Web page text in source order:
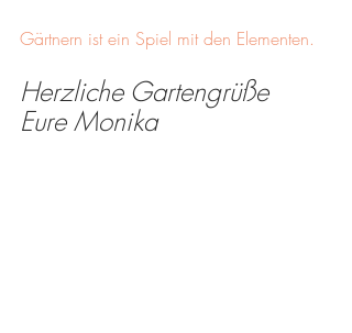
Gärtnern ist ein Spiel mit den Elementen.
Herzliche Gartengrüße
Eure Monika